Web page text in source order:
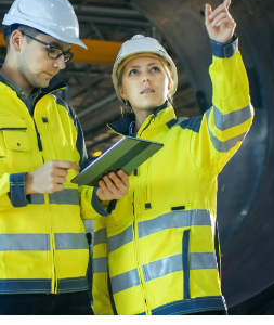
EXPERTISE
MARKTSEGMENT
NIEUWS & INSPIRATIE
Nieuws